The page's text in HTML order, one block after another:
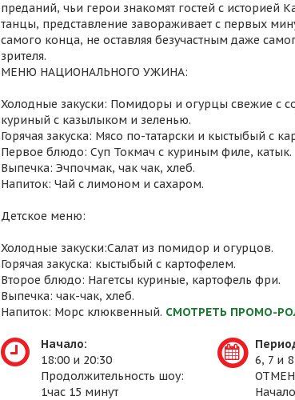
преданий, чьи герои знакомят гостей с историей
танцы, представление завораживает с первых
самого конца, не оставляя безучастным даже
зрителя.
МЕНЮ НАЦИОНАЛЬНОГО УЖИНА:
Холодные закуски: Помидоры и огурцы свежие с
куриный с казылыком и зеленью.
Горячая закуска: Мясо по-татарски и кыстыбый с
Первое блюдо: Суп Токмач с куриным филе, катык.
Выпечка: Эчпочмак, чак чак, хлеб.
Напиток: Чай с лимоном и сахаром.
Детское меню:
Холодные закуски:Салат из помидор и огурцов.
Горячая закуска: кыстыбый с картофелем.
Второе блюдо: Нагетсы куриные, картофель фри.
Выпечка: чак-чак, хлеб.
Напиток: Морс клюквенный. СМОТРЕТЬ ПРОМО-
Начало:
18:00 и 20:30
Продолжительность шоу:
1час 15 минут
6, 7 и